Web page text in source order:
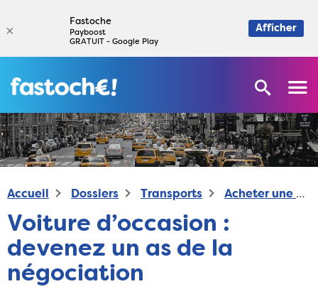
Accueil Dossiers Transports Acheter une voiture
Voiture d’occasion :
devenez un as de la
négociation
×
Fastoche
Payboost
GRATUIT - Google Play
Afficher